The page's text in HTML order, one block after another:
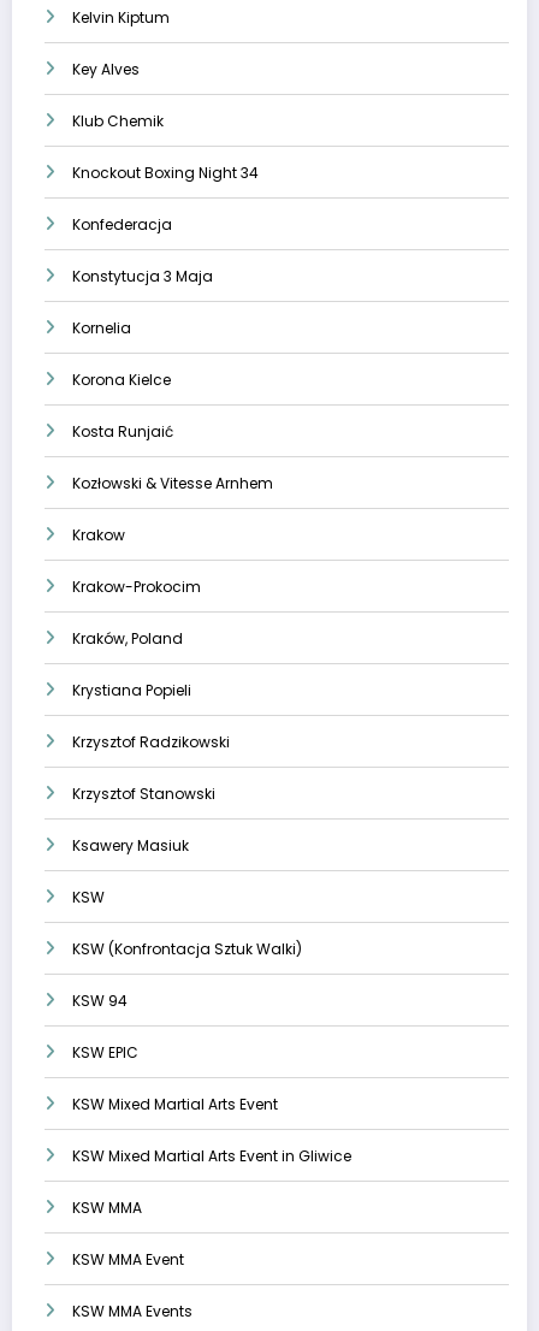
Kelvin Kiptum
Key Alves
Klub Chemik
Knockout Boxing Night 34
Konfederacja
Konstytucja 3 Maja
Kornelia
Korona Kielce
Kosta Runjaić
Kozłowski & Vitesse Arnhem
Krakow
Krakow-Prokocim
Kraków, Poland
Krystiana Popieli
Krzysztof Radzikowski
Krzysztof Stanowski
Ksawery Masiuk
KSW
KSW (Konfrontacja Sztuk Walki)
KSW 94
KSW EPIC
KSW Mixed Martial Arts Event
KSW Mixed Martial Arts Event in Gliwice
KSW MMA
KSW MMA Event
KSW MMA Events